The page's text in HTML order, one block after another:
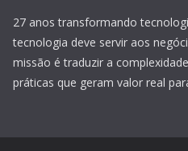
27 anos transformando
tecnologia deve servir aos
missão é traduzir a
práticas que geram valor real